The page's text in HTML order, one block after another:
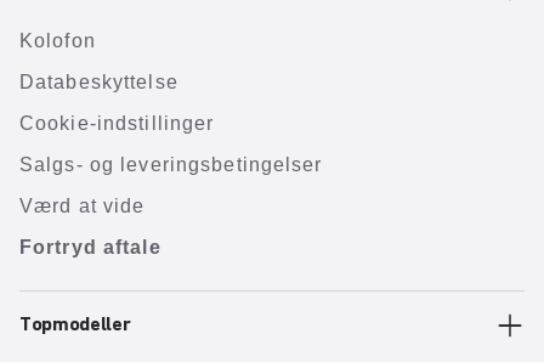
Kolofon
Databeskyttelse
Cookie-indstillinger
Salgs- og leveringsbetingelser
Værd at vide
Fortryd aftale
Topmodeller